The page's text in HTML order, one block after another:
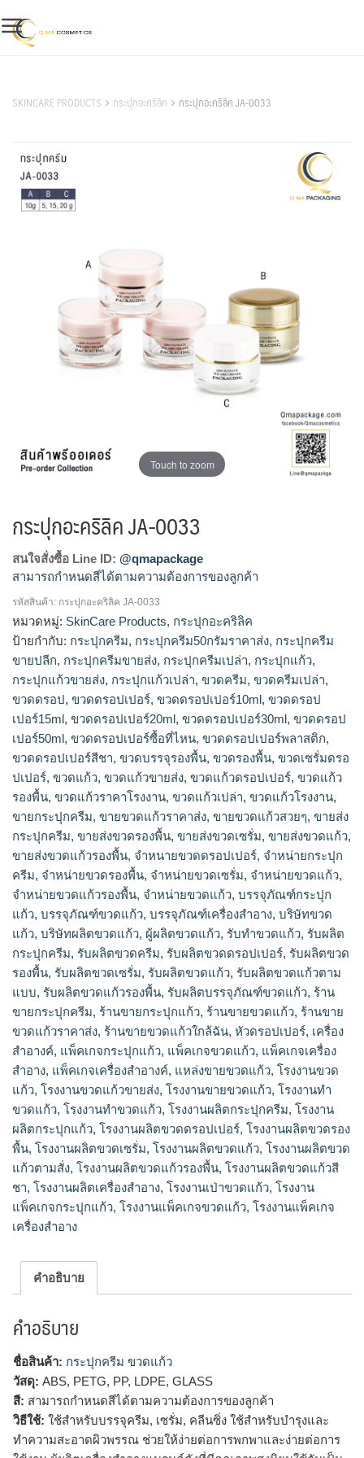
to
content
SKINCARE PRODUCTS กระปุกอะคริลิค กระปุกอะคริลิค JA-0033
Touch to zoom
กระปุกอะคริลิค JA-0033
สนใจสั่งซื้อ Line ID: @qmapackage
สามารถกำหนดสีได้ตามความต้องการของลูกค้า
กระปุกแก้วขายส่ง, ร้านขายกระปุกแก้ว, โรงงานผลิตกระปุกครีม,
รับผลิตกระปุกครีม, จำหน่ายกระปุกครีม, ขายส่งกระปุกครีม, รับ
ผลิตขวดครีม, กระปุกครีม50กรัมราคาส่ง, กระปุกครีมขายส่ง, ขาย
กระปุกครีม, ร้านขายกระปุกครีม, กระปุกครีมขายปลีก
รหัสสินค้า: กระปุกอะคริลิค JA-0033
หมวดหมู่: SkinCare Products, กระปุกอะคริลิค
ป้ายกำกับ: กระปุกครีม, กระปุกครีม50กรัมราคาส่ง, กระปุกครีม
ขายปลีก, กระปุกครีมขายส่ง, กระปุกครีมเปล่า, กระปุกแก้ว,
กระปุกแก้วขายส่ง, กระปุกแก้วเปล่า, ขวดครีม, ขวดครีมเปล่า,
ขวดดรอป, ขวดดรอปเปอร์, ขวดดรอปเปอร์10ml, ขวดดรอป
เปอร์15ml, ขวดดรอปเปอร์20ml, ขวดดรอปเปอร์30ml, ขวดดรอป
เปอร์50ml, ขวดดรอปเปอร์ซื้อที่ไหน, ขวดดรอปเปอร์พลาสติก,
ขวดดรอปเปอร์สีชา, ขวดบรรจุรองพื้น, ขวดรองพื้น, ขวดเซรั่มดรอ
ปเปอร์, ขวดแก้ว, ขวดแก้วขายส่ง, ขวดแก้วดรอปเปอร์, ขวดแก้ว
รองพื้น, ขวดแก้วราคาโรงงาน, ขวดแก้วเปล่า, ขวดแก้วโรงงาน,
ขายกระปุกครีม, ขายขวดแก้วราคาส่ง, ขายขวดแก้วสวยๆ, ขายส่ง
กระปุกครีม, ขายส่งขวดรองพื้น, ขายส่งขวดเซรั่ม, ขายส่งขวดแก้ว,
ขายส่งขวดแก้วรองพื้น, จำหนายขวดดรอปเปอร์, จำหน่ายกระปุก
ครีม, จำหน่ายขวดรองพื้น, จำหน่ายขวดเซรั่ม, จำหน่ายขวดแก้ว,
จำหน่ายขวดแก้วรองพื้น, จําหน่ายขวดแก้ว, บรรจุภัณฑ์กระปุก
แก้ว, บรรจุภัณฑ์ขวดแก้ว, บรรจุภัณฑ์เครื่องสำอาง, บริษัทขวด
แก้ว, บริษัทผลิตขวดแก้ว, ผู้ผลิตขวดแก้ว, รับทำขวดแก้ว, รับผลิต
กระปุกครีม, รับผลิตขวดครีม, รับผลิตขวดดรอปเปอร์, รับผลิตขวด
รองพื้น, รับผลิตขวดเซรั่ม, รับผลิตขวดแก้ว, รับผลิตขวดแก้วตาม
แบบ, รับผลิตขวดแก้วรองพื้น, รับผลิตบรรจุภัณฑ์ขวดแก้ว, ร้าน
ขายกระปุกครีม, ร้านขายกระปุกแก้ว, ร้านขายขวดแก้ว, ร้านขาย
ขวดแก้วราคาส่ง, ร้านขายขวดแก้วใกล้ฉัน, หัวดรอปเปอร์, เครื่อง
สำอางค์, แพ็คเกจกระปุกแก้ว, แพ็คเกจขวดแก้ว, แพ็คเกจเครื่อง
สำอาง, แพ็คเกจเครื่องสำอางค์, แหล่งขายขวดแก้ว, โรงงานขวด
แก้ว, โรงงานขวดแก้วขายส่ง, โรงงานขายขวดแก้ว, โรงงานทำ
ขวดแก้ว, โรงงานทําขวดแก้ว, โรงงานผลิตกระปุกครีม, โรงงาน
ผลิตกระปุกแก้ว, โรงงานผลิตขวดดรอปเปอร์, โรงงานผลิตขวดรอง
พื้น, โรงงานผลิตขวดเซรั่ม, โรงงานผลิตขวดแก้ว, โรงงานผลิตขวด
แก้วตามสั่ง, โรงงานผลิตขวดแก้วรองพื้น, โรงงานผลิตขวดแก้วสี
ชา, โรงงานผลิตเครื่องสำอาง, โรงงานเป่าขวดแก้ว, โรงงาน
แพ็คเกจกระปุกแก้ว, โรงงานแพ็คเกจขวดแก้ว, โรงงานแพ็คเกจ
เครื่องสำอาง
คำอธิบาย
คำอธิบาย
ชื่อสินค้า: กระปุกครีม ขวดแก้ว
วัสดุ: ABS, PETG, PP, LDPE, GLASS
สี: สามารถกำหนดสีได้ตามความต้องการของลูกค้า
วิธีใช้: ใช้สำหรับบรรจุครีม, เซรั่ม, คลีนซิ่ง ใช้สำหรับบำรุงและ
ทำความสะอาดผิวพรรณ ช่วยให้ง่ายต่อการพกพาและง่ายต่อการ